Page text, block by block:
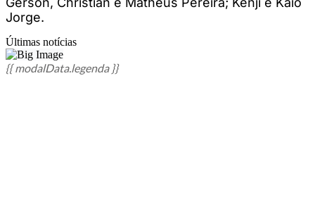
Jorge.
Últimas notícias
{{ modalData.legenda }}